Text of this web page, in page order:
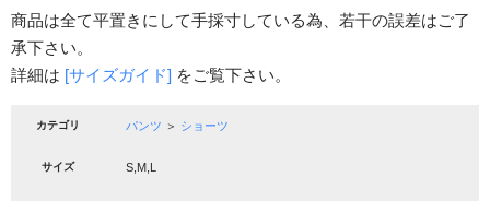
商品は全て平置きにして手採寸している為、若干の誤差はご了
承下さい。
詳細は [サイズガイド] をご覧下さい。
カテゴリ パンツ ＞ ショーツ
サイズ S,M,L